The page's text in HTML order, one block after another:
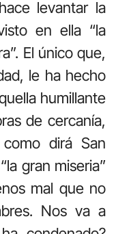
levantar la
en ella “la
El único que,
le ha hecho
humillante
de cercanía,
dirá San
gran miseria”
mal que no
Nos va a